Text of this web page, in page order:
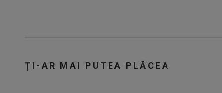
ȚI-AR MAI PUTEA PLĂCEA